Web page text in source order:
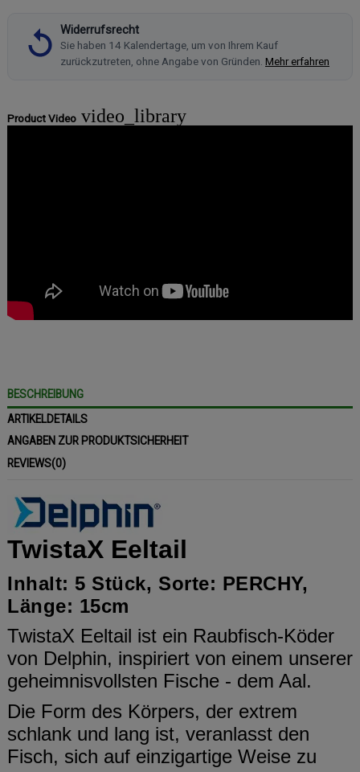
Widerrufsrecht
Sie haben 14 Kalendertage, um von Ihrem Kauf
zurückzutreten, ohne Angabe von Gründen. Mehr erfahren
Product Video video_library
BESCHREIBUNG
ARTIKELDETAILS
ANGABEN ZUR PRODUKTSICHERHEIT
REVIEWS(0)
TwistaX Eeltail
Inhalt: 5 Stück, Sorte: PERCHY,
Länge: 15cm
TwistaX Eeltail ist ein Raubfisch-Köder
von Delphin, inspiriert von einem unserer
geheimnisvollsten Fische - dem Aal.
Die Form des Körpers, der extrem
schlank und lang ist, veranlasst den
Fisch, sich auf einzigartige Weise zu